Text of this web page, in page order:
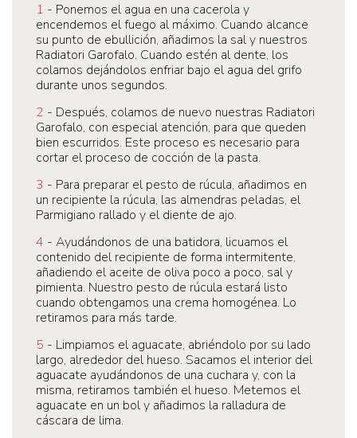
1 - Ponemos el agua en una cacerola y
encendemos el fuego al máximo. Cuando alcance
su punto de ebullición, añadimos la sal y nuestros
Radiatori Garofalo. Cuando estén al dente, los
colamos dejándolos enfriar bajo el agua del grifo
durante unos segundos.
2 - Después, colamos de nuevo nuestras Radiatori
Garofalo, con especial atención, para que queden
bien escurridos. Este proceso es necesario para
cortar el proceso de cocción de la pasta.
3 - Para preparar el pesto de rúcula, añadimos en
un recipiente la rúcula, las almendras peladas, el
Parmigiano rallado y el diente de ajo.
4 - Ayudándonos de una batidora, licuamos el
contenido del recipiente de forma intermitente,
añadiendo el aceite de oliva poco a poco, sal y
pimienta. Nuestro pesto de rúcula estará listo
cuando obtengamos una crema homogénea. Lo
retiramos para más tarde.
5 - Limpiamos el aguacate, abriéndolo por su lado
largo, alrededor del hueso. Sacamos el interior del
aguacate ayudándonos de una cuchara y, con la
misma, retiramos también el hueso. Metemos el
aguacate en un bol y añadimos la ralladura de
cáscara de lima.